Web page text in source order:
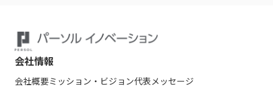
会社情報
会社概要ミッション・ビジョン代表メッセージ